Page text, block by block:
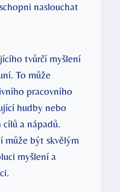
naslouchat
tvůrčí myšlení
To může
pracovního
hudby nebo
a nápadů.
může být skvělým
myšlení a